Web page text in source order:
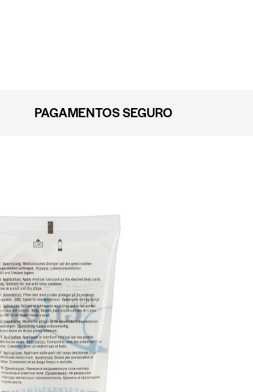
SEGURO